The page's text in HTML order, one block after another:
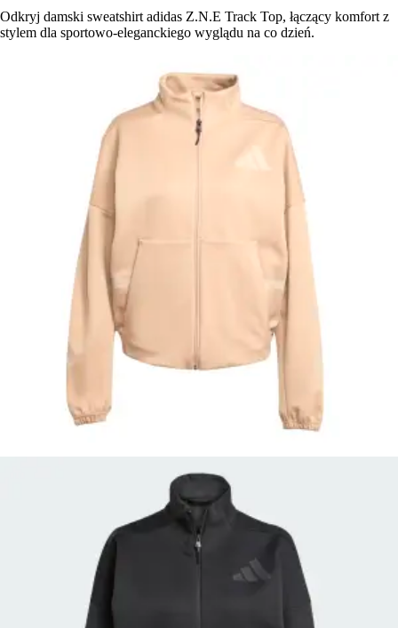
Odkryj damski sweatshirt adidas Z.N.E Track Top, łączący komfort z
stylem dla sportowo-eleganckiego wyglądu na co dzień.